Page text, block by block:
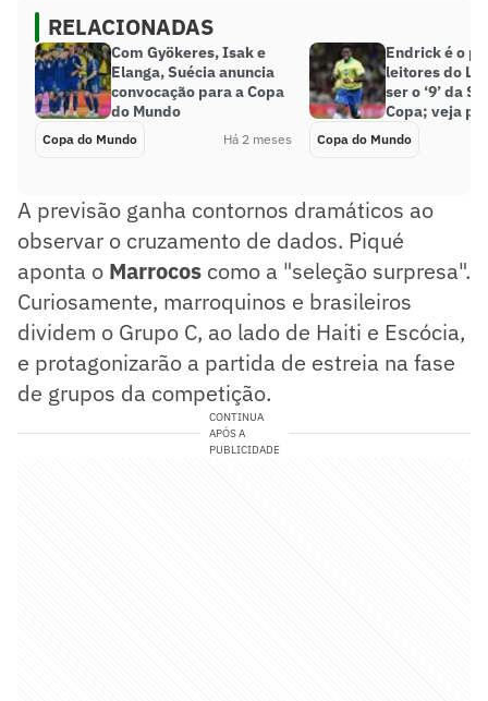
RELACIONADAS
Com Gyökeres, Isak e
Elanga, Suécia anuncia
convocação para a Copa
do Mundo
Copa do Mundo Há 2 meses
Endrick é o
leitores do
ser o ‘9’ da
Copa; veja
Copa do Mundo
A previsão ganha contornos dramáticos ao
observar o cruzamento de dados. Piqué
aponta o Marrocos como a "seleção surpresa".
Curiosamente, marroquinos e brasileiros
dividem o Grupo C, ao lado de Haiti e Escócia,
e protagonizarão a partida de estreia na fase
de grupos da competição.
CONTINUA
APÓS A
PUBLICIDADE